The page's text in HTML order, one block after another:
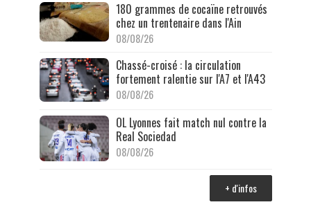
180 grammes de cocaïne retrouvés
chez un trentenaire dans l'Ain
08/08/26
Chassé-croisé : la circulation
fortement ralentie sur l'A7 et l'A43
08/08/26
OL Lyonnes fait match nul contre la
Real Sociedad
08/08/26
+ d'infos